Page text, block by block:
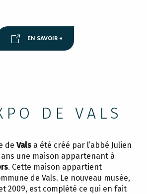
EN SAVOIR +
DE VALS
de Vals a été créé par l’abbé Julien
une maison appartenant à
. Cette maison appartient
de Vals. Le nouveau musée,
2009, est complété ce qui en fait